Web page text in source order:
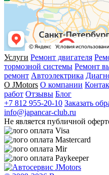
Услуги Ремонт двигателя
тормозной системы Ремонт
ремонт Автоэлектрика
О JMotors О компании
работ Отзывы Блог
+7 812 955-20-10 Заказать
info@japancar-club.ru
Не является публичной